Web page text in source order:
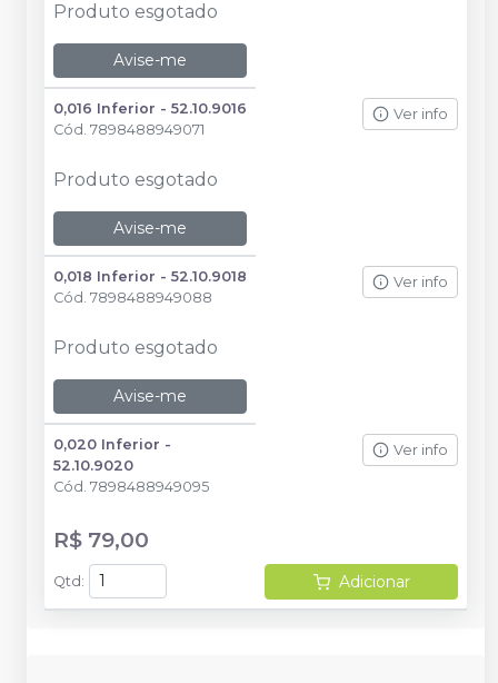
Produto esgotado
Avise-me
0,016 Inferior - 52.10.9016
Cód. 7898488949071
Ver info
Produto esgotado
Avise-me
0,018 Inferior - 52.10.9018
Cód. 7898488949088
Ver info
Produto esgotado
Avise-me
0,020 Inferior -
52.10.9020
Cód. 7898488949095
Ver info
R$ 79,00
Qtd : Adicionar